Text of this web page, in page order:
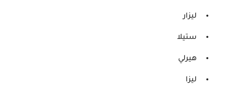
ليزار
ستيلا
هيرلي
ليزا